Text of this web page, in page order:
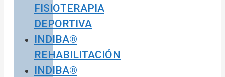
FISIOTERAPIA
DEPORTIVA
INDIBA®
REHABILITACIÓN
INDIBA®